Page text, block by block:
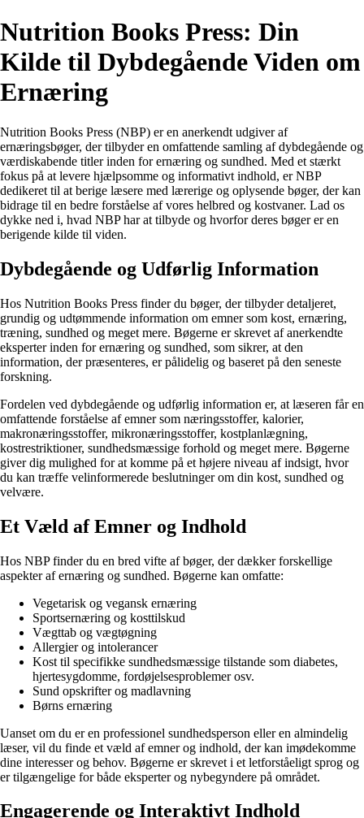
Nutrition Books Press: Din
Kilde til Dybdegående Viden om
Ernæring
Nutrition Books Press (NBP) er en anerkendt udgiver af
ernæringsbøger, der tilbyder en omfattende samling af dybdegående og
værdiskabende titler inden for ernæring og sundhed. Med et stærkt
fokus på at levere hjælpsomme og informativt indhold, er NBP
dedikeret til at berige læsere med lærerige og oplysende bøger, der kan
bidrage til en bedre forståelse af vores helbred og kostvaner. Lad os
dykke ned i, hvad NBP har at tilbyde og hvorfor deres bøger er en
berigende kilde til viden.
Dybdegående og Udførlig Information
Hos Nutrition Books Press finder du bøger, der tilbyder detaljeret,
grundig og udtømmende information om emner som kost, ernæring,
træning, sundhed og meget mere. Bøgerne er skrevet af anerkendte
eksperter inden for ernæring og sundhed, som sikrer, at den
information, der præsenteres, er pålidelig og baseret på den seneste
forskning.
Fordelen ved dybdegående og udførlig information er, at læseren får en
omfattende forståelse af emner som næringsstoffer, kalorier,
makronæringsstoffer, mikronæringsstoffer, kostplanlægning,
kostrestriktioner, sundhedsmæssige forhold og meget mere. Bøgerne
giver dig mulighed for at komme på et højere niveau af indsigt, hvor
du kan træffe velinformerede beslutninger om din kost, sundhed og
velvære.
Et Væld af Emner og Indhold
Hos NBP finder du en bred vifte af bøger, der dækker forskellige
aspekter af ernæring og sundhed. Bøgerne kan omfatte:
Vegetarisk og vegansk ernæring
Sportsernæring og kosttilskud
Vægttab og vægtøgning
Allergier og intolerancer
Kost til specifikke sundhedsmæssige tilstande som diabetes,
hjertesygdomme, fordøjelsesproblemer osv.
Sund opskrifter og madlavning
Børns ernæring
Uanset om du er en professionel sundhedsperson eller en almindelig
læser, vil du finde et væld af emner og indhold, der kan imødekomme
dine interesser og behov. Bøgerne er skrevet i et letforståeligt sprog og
er tilgængelige for både eksperter og nybegyndere på området.
Engagerende og Interaktivt Indhold